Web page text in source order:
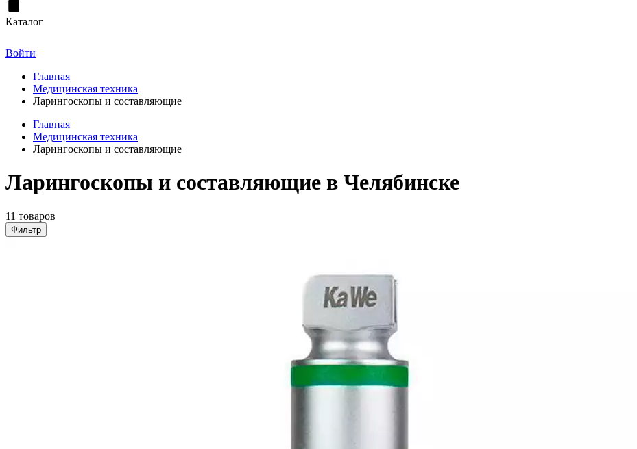
Каталог
Войти
Главная
Медицинская техника
Ларингоскопы и составляющие
Главная
Медицинская техника
Ларингоскопы и составляющие
Ларингоскопы и составляющие в Челябинске
11 товаров
Фильтр